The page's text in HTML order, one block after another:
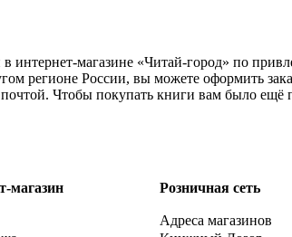
интернет-магазине «Читай-город» по
регионе России, вы можете оформить
Чтобы покупать книги вам было
магазин Розничная сеть
Адреса магазинов